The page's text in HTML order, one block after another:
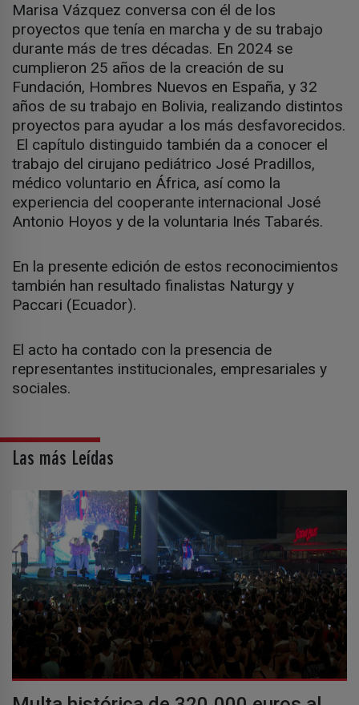
Marisa Vázquez conversa con él de los
proyectos que tenía en marcha y de su trabajo
durante más de tres décadas. En 2024 se
cumplieron 25 años de la creación de su
Fundación, Hombres Nuevos en España, y 32
años de su trabajo en Bolivia, realizando distintos
proyectos para ayudar a los más desfavorecidos.
El capítulo distinguido también da a conocer el
trabajo del cirujano pediátrico José Pradillos,
médico voluntario en África, así como la
experiencia del cooperante internacional José
Antonio Hoyos y de la voluntaria Inés Tabarés.
En la presente edición de estos reconocimientos
también han resultado finalistas Naturgy y
Paccari (Ecuador).
El acto ha contado con la presencia de
representantes institucionales, empresariales y
sociales.
Las más Leídas